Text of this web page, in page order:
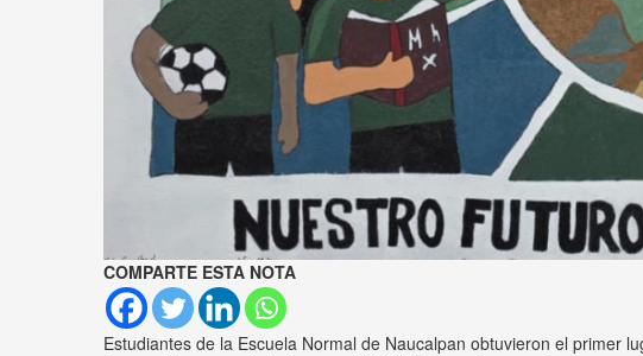
COMPARTE ESTA NOTA
Estudiantes de la Escuela Normal de Naucalpan obtuvieron el primer